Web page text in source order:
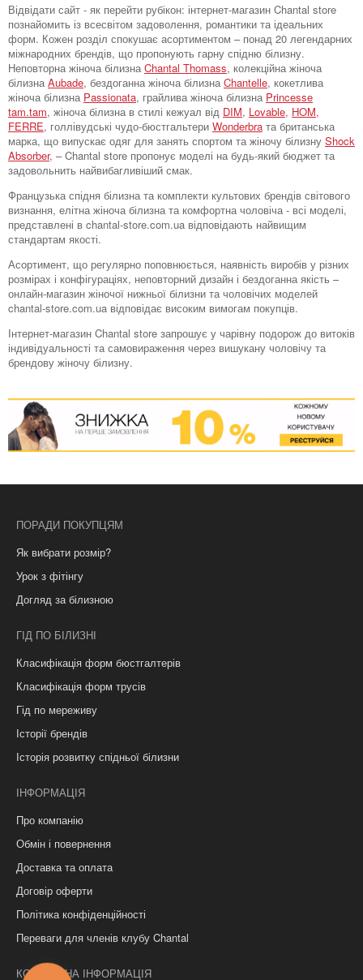
Відвідати сайт - як перейти рубікон: інтернет-магазин Chantal store
познайомить із всесвітом задоволення, романтики та ідеальних
форм. Кожен розділ спокушає асортиментом – понад 20 легендарних
міжнародних брендів, що пропонують гарну спідню білизну.
Неповторна жіноча білизнаChantal Thomass, колекційна жіноча
білизнаAubade, бездоганна жіноча білизнаChantelle, кокетлива
жіноча білизна Passionata, грайлива жіноча білизна Princesse
tam.tam, жіноча білизна в стилі кежуал від DIM, Lovable, HOM,
FERRE, голлівудські чудо-бюстгальтери Wonderbra та британська
марка, що випускає одяг для занять спортом та жіночу білизну Shock
Absorber, – Chantal store пропонує моделі на будь-який бюджет та
задовольнить найвибагливіший смак.
Французька спідня білизна та комплекти культових брендів світового
визнання, елітна жіноча білизна та комфортна чоловіча - всі моделі,
представлені в chantal-store.com.ua відповідають найвищим
стандартам якості.
Асортимент, що регулярно поповнюється, наявність виробів у різних
розмірах і конфігураціях, неповторний дизайн і бездоганна якість –
онлайн-магазин жіночої нижньої білизни та чоловічих моделей
chantal-store.com.ua відповідає високим вимогам покупців.
Інтернет-магазин Chantal store запрошує у чарівну подорож до витоків
індивідуальності та самовираження через вишукану чоловічу та
брендову жіночу білизну.
ПОРАДИ ПОКУПЦЯМ
Як вибрати розмір?
Урок з фітінгу
Догляд за білизною
ГІД ПО БІЛИЗНІ
Класифікація форм бюстгалтерів
Класифікація форм трусів
Гід по мереживу
Історії брендів
Історія розвитку спідньої білизни
ІНФОРМАЦІЯ
Про компанію
Обмін і повернення
Доставка та оплата
Договір оферти
Політика конфіденційності
Переваги для членів клубу Chantal
КОНТАКТНА ІНФОРМАЦІЯ